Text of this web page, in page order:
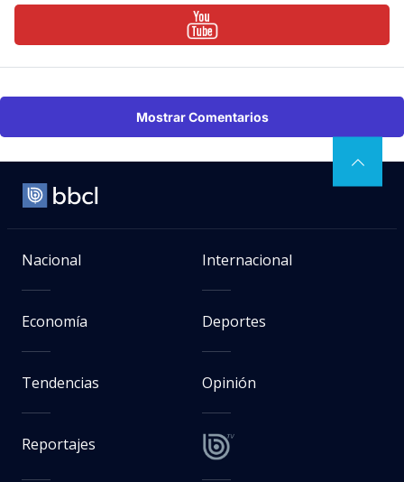
Mostrar Comentarios
Nacional Internacional
Economía Deportes
Tendencias Opinión
Reportajes